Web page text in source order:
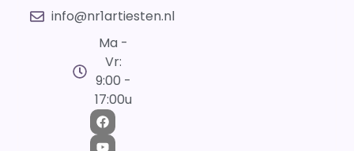
info@nr1artiesten.nl
Ma -
Vr:
9:00 -
17:00u